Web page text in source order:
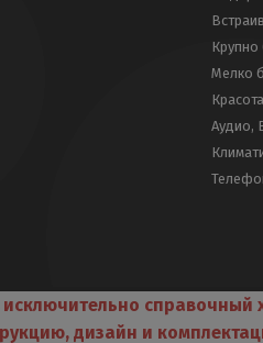
Крупно
Мелко
Аудио,
справочный
дизайн и